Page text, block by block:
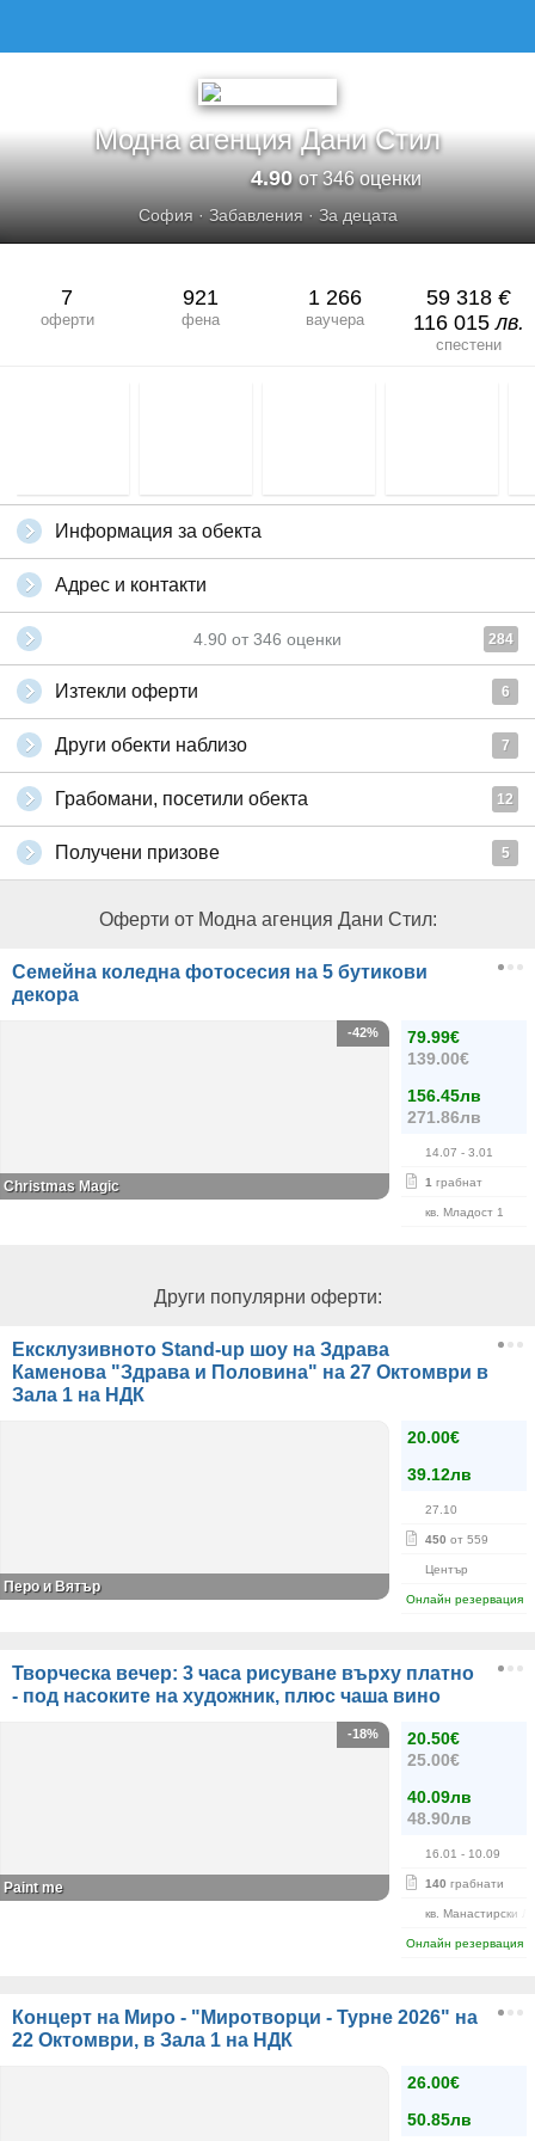
Модна агенция Дани Стил
4.90от 346 оценки
София· Забавления· За децата
7
оферти
921
фена
1 266
ваучера
59 318 €
116 015лв.
спестени
Информация за обекта
Адрес и контакти
4.90 от 346 оценки 284
Изтекли оферти 6
Други обекти наблизо 7
Грабомани, посетили обекта 12
Получени призове 5
Оферти от Модна агенция Дани Стил:
Семейна коледна фотосесия на 5 бутикови
декора
79.99€
139.00€
156.45лв
271.86лв
14.07 - 3.01
1 грабнат
кв. Младост 1
-42%
Christmas Magic
Други популярни оферти:
Ексклузивното Stand-up шоу на Здрава
Каменова "Здрава и Половина" на 27 Октомври в
Зала 1 на НДК
20.00€
39.12лв
27.10
450 от 559
Център
Онлайн резервация
Перо и Вятър
Творческа вечер: 3 часа рисуване върху платно
- под насоките на художник, плюс чаша вино
20.50€
25.00€
40.09лв
48.90лв
16.01 - 10.09
140 грабнати
кв. Манастирски
Онлайн резервация
-18%
Paint me
Концерт на Миро - "Миротворци - Турне 2026" на
22 Октомври, в Зала 1 на НДК
26.00€
50.85лв